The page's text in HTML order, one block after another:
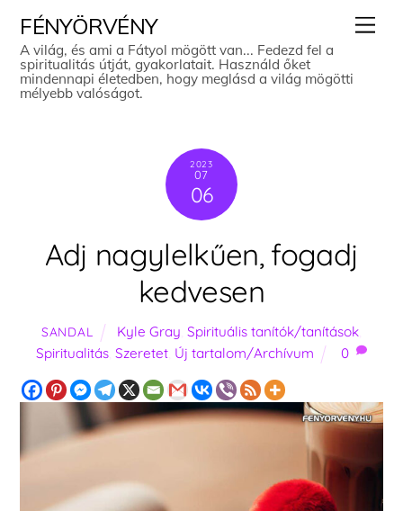
content
FÉNYÖRVÉNY
A világ, és ami a Fátyol mögött van... Fedezd fel a
spiritualitás útját, gyakorlatait. Használd őket
mindennapi életedben, hogy meglásd a világ mögötti
mélyebb valóságot.
2023
07
06
Adj nagylelkűen, fogadj
kedvesen
SANDAL Kyle Gray Spirituális tanítók/tanítások,
Spiritualitás, Szeretet, Új tartalom/Archívum 0